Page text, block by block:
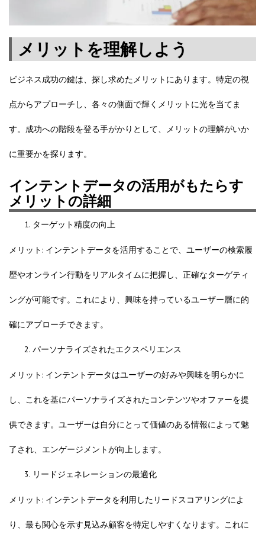
メリットを理解しよう
ビジネス成功の鍵は、探し求めたメリットにあります。特定の視
点からアプローチし、各々の側面で輝くメリットに光を当てま
す。成功への階段を登る手がかりとして、メリットの理解がいか
に重要かを探ります。
インテントデータの活用がもたらす
メリットの詳細
ターゲット精度の向上
メリット: インテントデータを活用することで、ユーザーの検索履
歴やオンライン行動をリアルタイムに把握し、正確なターゲティ
ングが可能です。これにより、興味を持っているユーザー層に的
確にアプローチできます。
パーソナライズされたエクスペリエンス
メリット: インテントデータはユーザーの好みや興味を明らかに
し、これを基にパーソナライズされたコンテンツやオファーを提
供できます。ユーザーは自分にとって価値のある情報によって魅
了され、エンゲージメントが向上します。
リードジェネレーションの最適化
メリット: インテントデータを利用したリードスコアリングによ
り、最も関心を示す見込み顧客を特定しやすくなります。これに